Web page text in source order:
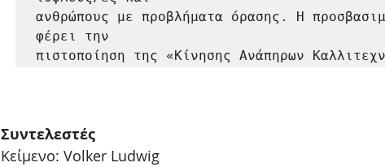
ανθρώπους με προβλήματα όρασης. H
φέρει την
πιστοποίηση της «Κίνησης Ανάπηρων
Συντελεστές
Κείμενο: Volker Ludwig